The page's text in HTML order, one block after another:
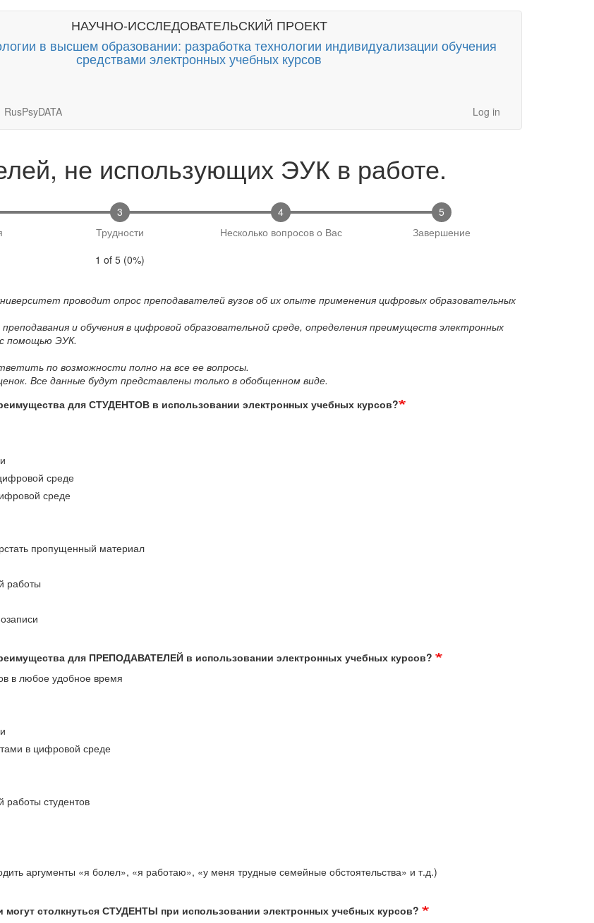
НАУЧНО-ИССЛЕДОВАТЕЛЬСКИЙ ПРОЕКТ
в высшем образовании: разработка технологии индивидуализации обучения
средствами электронных учебных курсов
RusPsyDATA Log in
не использующих ЭУК в работе.
3
Трудности
4
Несколько вопросов о Вас
5
Завершение
1 of 5 (0%)
проводит опрос преподавателей вузов об их опыте применения цифровых образовательных
и обучения в цифровой образовательной среде, определения преимуществ электронных
с помощью ЭУК.
по возможности полно на все ее вопросы.
Все данные будут представлены только в обобщенном виде.
для СТУДЕНТОВ в использовании электронных учебных курсов?
среде
среде
пропущенный материал
работы
для ПРЕПОДАВАТЕЛЕЙ в использовании электронных учебных курсов?
в любое удобное время
в цифровой среде
работы студентов
аргументы «я болел», «я работаю», «у меня трудные семейные обстоятельства» и т.д.)
столкнуться СТУДЕНТЫ при использовании электронных учебных курсов?